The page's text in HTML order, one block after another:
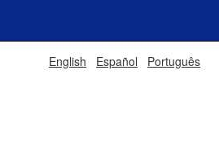
English Español Português